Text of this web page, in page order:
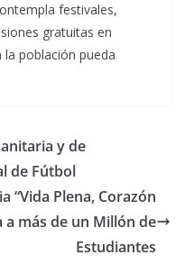
festivales,
gratuitas en
población pueda
y de
de Fútbol
“Vida Plena, Corazón
a más de un Millón de
Estudiantes